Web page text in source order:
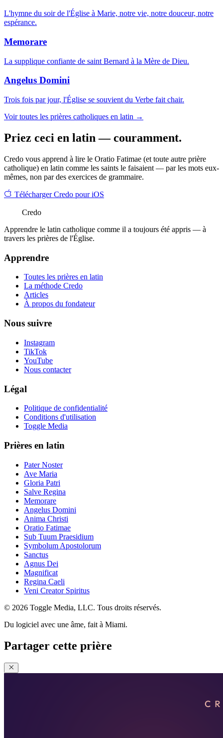
L'hymne du soir de l'Église à Marie, notre vie, notre douceur, notre
espérance.
Memorare
La supplique confiante de saint Bernard à la Mère de Dieu.
Angelus Domini
Trois fois par jour, l'Église se souvient du Verbe fait chair.
Voir toutes les prières catholiques en latin →
Priez ceci en latin — couramment.
Credo vous apprend à lire le Oratio Fatimae (et toute autre prière
catholique) en latin comme les saints le faisaient — par les mots eux-
mêmes, non par des exercices de grammaire.
Télécharger Credo pour iOS
Credo
Apprendre le latin catholique comme il a toujours été appris — à
travers les prières de l'Église.
Apprendre
Toutes les prières en latin
La méthode Credo
Articles
À propos du fondateur
Nous suivre
Instagram
TikTok
YouTube
Nous contacter
Légal
Politique de confidentialité
Conditions d'utilisation
Toggle Media
Prières en latin
Pater Noster
Ave Maria
Gloria Patri
Salve Regina
Memorare
Angelus Domini
Anima Christi
Oratio Fatimae
Sub Tuum Praesidium
Symbolum Apostolorum
Sanctus
Agnus Dei
Magnificat
Regina Caeli
Veni Creator Spiritus
© 2026 Toggle Media, LLC. Tous droits réservés.
Du logiciel avec une âme, fait à Miami.
Partager cette prière